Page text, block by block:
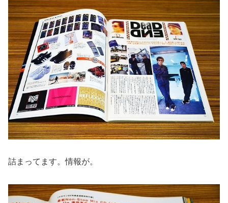
詰まってます。情報が。